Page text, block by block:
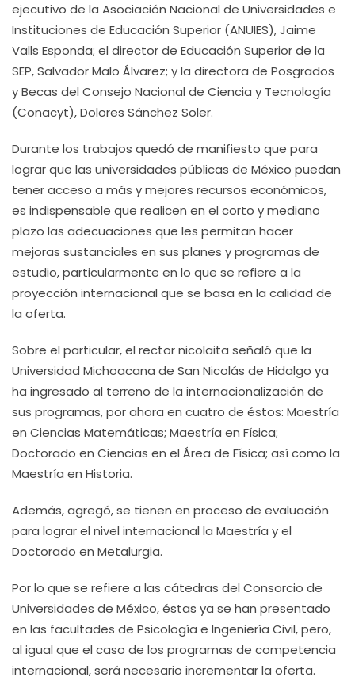
ejecutivo de la Asociación Nacional de Universidades e
Instituciones de Educación Superior (ANUIES), Jaime
Valls Esponda; el director de Educación Superior de la
SEP, Salvador Malo Álvarez; y la directora de Posgrados
y Becas del Consejo Nacional de Ciencia y Tecnología
(Conacyt), Dolores Sánchez Soler.
Durante los trabajos quedó de manifiesto que para
lograr que las universidades públicas de México puedan
tener acceso a más y mejores recursos económicos,
es indispensable que realicen en el corto y mediano
plazo las adecuaciones que les permitan hacer
mejoras sustanciales en sus planes y programas de
estudio, particularmente en lo que se refiere a la
proyección internacional que se basa en la calidad de
la oferta.
Sobre el particular, el rector nicolaita señaló que la
Universidad Michoacana de San Nicolás de Hidalgo ya
ha ingresado al terreno de la internacionalización de
sus programas, por ahora en cuatro de éstos: Maestría
en Ciencias Matemáticas; Maestría en Física;
Doctorado en Ciencias en el Área de Física; así como la
Maestría en Historia.
Además, agregó, se tienen en proceso de evaluación
para lograr el nivel internacional la Maestría y el
Doctorado en Metalurgia.
Por lo que se refiere a las cátedras del Consorcio de
Universidades de México, éstas ya se han presentado
en las facultades de Psicología e Ingeniería Civil, pero,
al igual que el caso de los programas de competencia
internacional, será necesario incrementar la oferta.